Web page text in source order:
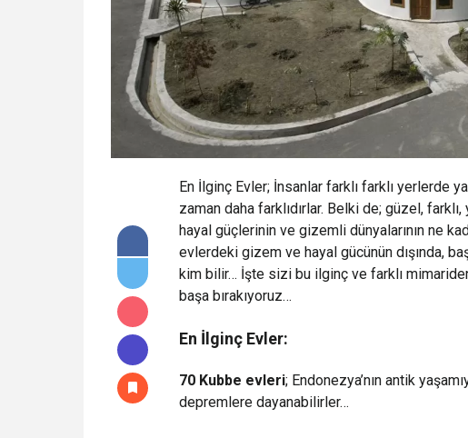
En İlginç Evler; İnsanlar farklı farklı yerlerde
zaman daha farklıdırlar. Belki de; güzel,
hayal güçlerinin ve gizemli dünyalarının ne
evlerdeki gizem ve hayal gücünün dışında,
kim bilir… İşte sizi bu ilginç ve farklı
başa bırakıyoruz…
En İlginç Evler:
70 Kubbe evleri; Endonezya’nın antik
depremlere dayanabilirler…